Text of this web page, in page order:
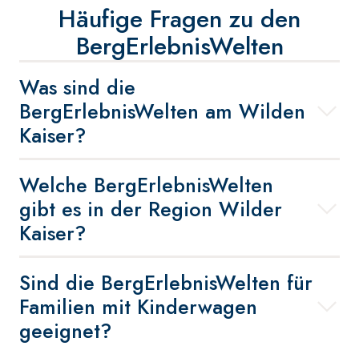
Häufige Fragen zu den
BergErlebnisWelten
Was sind die
BergErlebnisWelten am Wilden
Kaiser?
Welche BergErlebnisWelten
gibt es in der Region Wilder
Kaiser?
Sind die BergErlebnisWelten für
Familien mit Kinderwagen
geeignet?